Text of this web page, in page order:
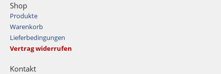
Shop
Produkte
Warenkorb
Lieferbedingungen
Vertrag widerrufen
Kontakt